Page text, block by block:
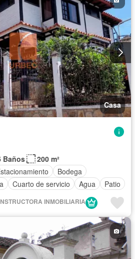
Casa
Baños
200 m²
Bodega
Cuarto de servicio Agua
Patio
INMOBILIARIA